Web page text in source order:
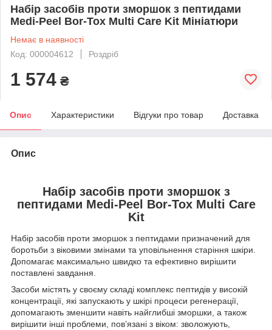
Набір засобів проти зморшок з пептидами
Medi-Peel Bor-Tox Multi Care Kit Мініатюри
Немає в наявності
Код: 000004612
Роздріб
1 574 ₴
Опис Характеристики Відгуки про товар Доставка
Опис
Набір засобів проти зморшок з
пептидами Medi-Peel Bor-Tox Multi Care
Kit
Набір засобів проти зморшок з пептидами призначений для
боротьби з віковими змінами та уповільнення старіння шкіри.
Допомагає максимально швидко та ефективно вирішити
поставлені завдання.
Засоби містять у своєму складі комплекс пептидів у високій
концентрації, які запускають у шкірі процеси регенерації,
допомагають зменшити навіть найглибші зморшки, а також
вирішити інші проблеми, пов’язані з віком: зволожують,